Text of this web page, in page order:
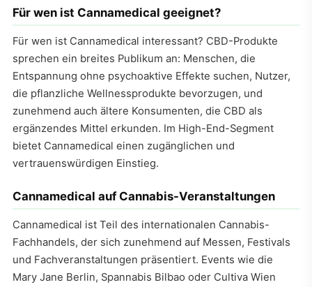
Für wen ist Cannamedical geeignet?
Für wen ist Cannamedical interessant? CBD-Produkte
sprechen ein breites Publikum an: Menschen, die
Entspannung ohne psychoaktive Effekte suchen, Nutzer,
die pflanzliche Wellnessprodukte bevorzugen, und
zunehmend auch ältere Konsumenten, die CBD als
ergänzendes Mittel erkunden. Im High-End-Segment
bietet Cannamedical einen zugänglichen und
vertrauenswürdigen Einstieg.
Cannamedical auf Cannabis-Veranstaltungen
Cannamedical ist Teil des internationalen Cannabis-
Fachhandels, der sich zunehmend auf Messen, Festivals
und Fachveranstaltungen präsentiert. Events wie die
Mary Jane Berlin, Spannabis Bilbao oder Cultiva Wien